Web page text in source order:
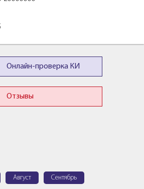
Онлайн-проверка КИ
Отзывы
Август Сентябрь